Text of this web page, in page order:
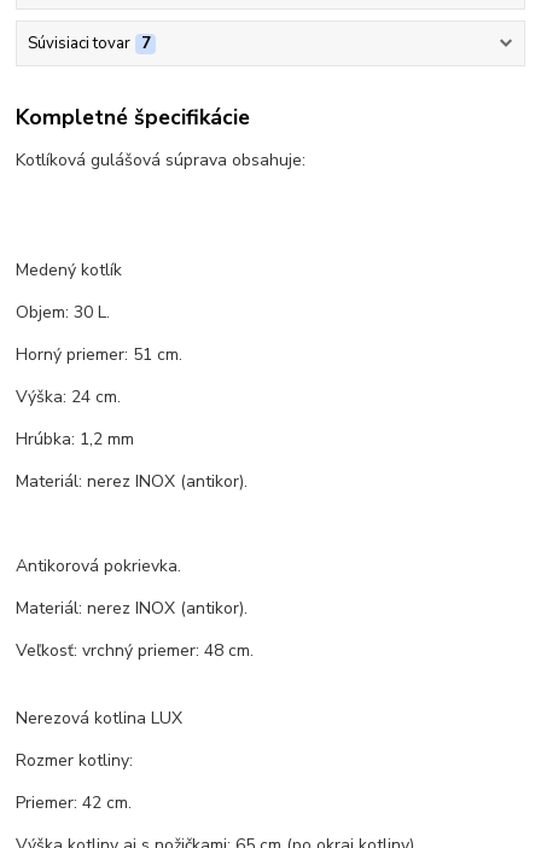
Súvisiaci tovar 7
Kompletné špecifikácie
Kotlíková gulášová súprava obsahuje:
Medený kotlík
Objem: 30 L.
Horný priemer: 51 cm.
Výška: 24 cm.
Hrúbka: 1,2 mm
Materiál: nerez INOX (antikor).
Antikorová pokrievka.
Materiál: nerez INOX (antikor).
Veľkosť: vrchný priemer: 48 cm.
Nerezová kotlina LUX
Rozmer kotliny:
Priemer: 42 cm.